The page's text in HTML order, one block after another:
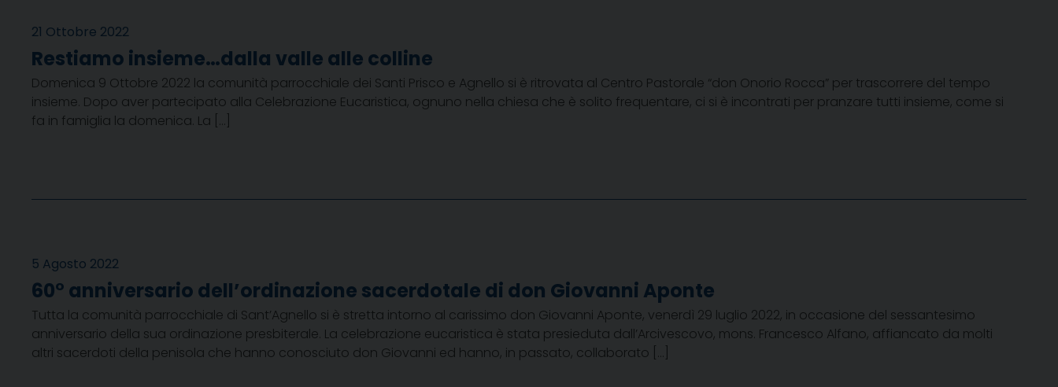
21 Ottobre 2022
Restiamo insieme…dalla valle alle colline
Domenica 9 Ottobre 2022 la comunità parrocchiale dei Santi Prisco e Agnello si è ritrovata al Centro Pastorale “don Onorio Rocca” per trascorrere del tempo
insieme. Dopo aver partecipato alla Celebrazione Eucaristica, ognuno nella chiesa che è solito frequentare, ci si è incontrati per pranzare tutti insieme, come si
fa in famiglia la domenica. La […]
5 Agosto 2022
60° anniversario dell’ordinazione sacerdotale di don Giovanni Aponte
Tutta la comunità parrocchiale di Sant’Agnello si è stretta intorno al carissimo don Giovanni Aponte, venerdì 29 luglio 2022, in occasione del sessantesimo
anniversario della sua ordinazione presbiterale. La celebrazione eucaristica è stata presieduta dall’Arcivescovo, mons. Francesco Alfano, affiancato da molti
altri sacerdoti della penisola che hanno conosciuto don Giovanni ed hanno, in passato, collaborato […]